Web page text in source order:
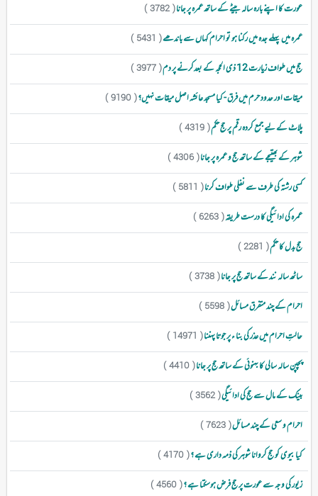
عورت کا اپنے بارہ سالہ بیٹے کے ساتھ عمرہ پر جانا( 3782 )
عمرہ میں پہلے جدہ میں رکنا ہو تو احرام کہاں سے باندھے( 5431 )
حج میں طواف زیارت 12 ذی الحجہ کے بعدکرنے پر دم ( 3977 )
میقات اور حدود حرم میں فرق - کیا مسجد عائشہ اصل میقات نہیں؟( 9190 )
پلاٹ کے لیے جمع کردہ رقم پر حج حکم( 4319 )
شوہر کے بھتیجے کے ساتھ حج و عمرہ پر جانا( 4306 )
کسی رشتہ کی طرف سے نفلی طواف کرنا( 5811 )
عمرہ کی ادائیگی کا درست طریقہ( 6263 )
حج بدل کا حکم( 2281 )
ساٹھ سالہ نند کے ساتھ حج پر جانا( 3738 )
احرام کے چند متفرق مسائل( 5598 )
حالتِ احرام میں عذر کی بنا ء پر جوتا پہننا( 14971 )
پچپن سالہ سالی کا بہنوئی کے ساتھ حج پر جانا( 4410 )
بینک کے مال سے حج کی ادائیگی( 3562 )
احرام و سعی کے چند مسائل( 7623 )
کیا بیوی کو حج کروانا شوہر کی ذمہ داری ہے ؟( 4170 )
زیور کی وجہ سے عورت پر حج فرض ہوسکتا ہے ؟( 4560 )